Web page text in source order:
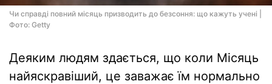
Чи справді повний місяць призводить до безсоння: що кажуть учені |
Фото: Getty
Деяким людям здається, що коли Місяць
найяскравіший, це заважає їм нормально